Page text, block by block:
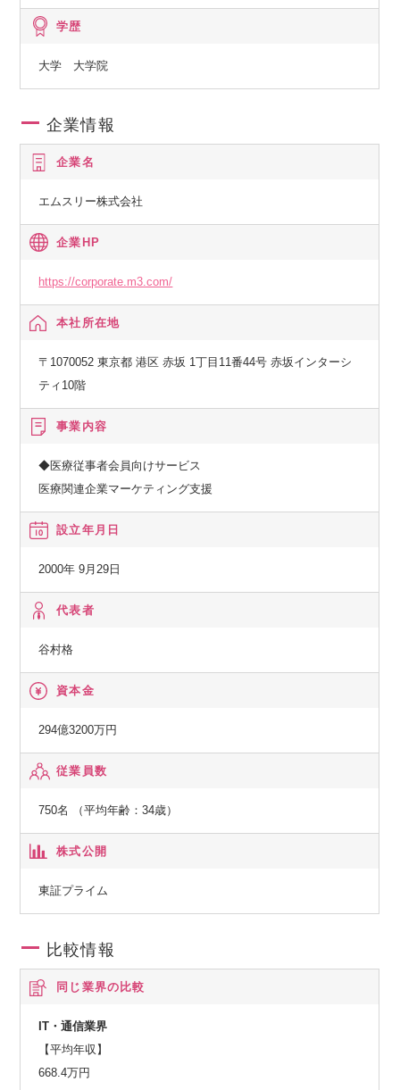
学歴
大学 大学院
企業情報
企業名
エムスリー株式会社
企業HP
https://corporate.m3.com/
本社所在地
〒1070052 東京都 港区 赤坂 1丁目11番44号 赤坂インターシ
ティ10階
事業内容
◆医療従事者会員向けサービス
医療関連企業マーケティング支援
設立年月日
2000年 9月29日
代表者
谷村格
資本金
294億3200万円
従業員数
750名 （平均年齢：34歳）
株式公開
東証プライム
比較情報
同じ業界の比較
IT・通信業界
【平均年収】
668.4万円